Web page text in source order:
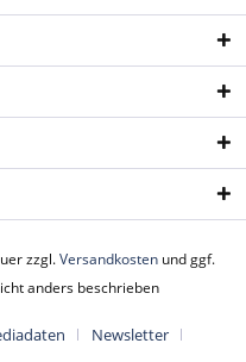
zzgl.Versandkosten und ggf.
anders beschrieben
Newsletter